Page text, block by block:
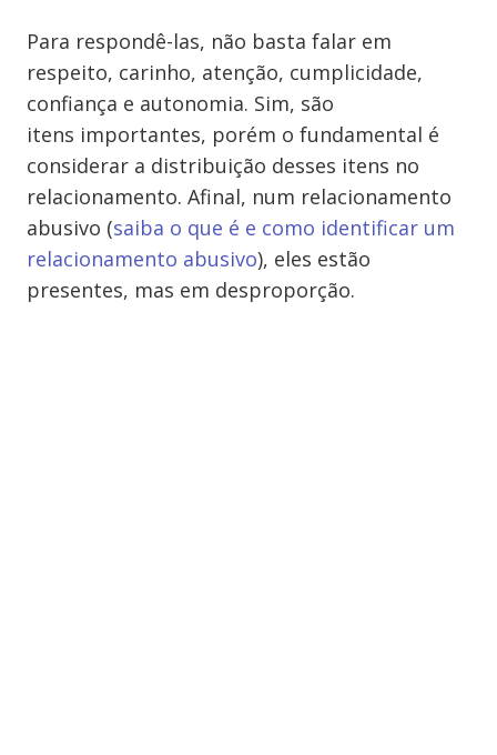
Para respondê-las, não basta falar em
respeito, carinho, atenção, cumplicidade,
confiança e autonomia. Sim, são
itens importantes, porém o fundamental é
considerar a distribuição desses itens no
relacionamento. Afinal, num relacionamento
abusivo (saiba o que é e como identificar um
relacionamento abusivo), eles estão
presentes, mas em desproporção.